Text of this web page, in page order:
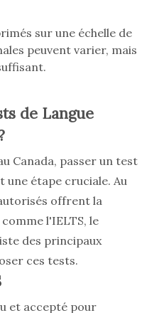
sur une échelle de
peuvent varier, mais
de Langue
Canada, passer un test
une étape cruciale. Au
offrent la
l'IELTS, le
des principaux
ces tests.
et accepté pour